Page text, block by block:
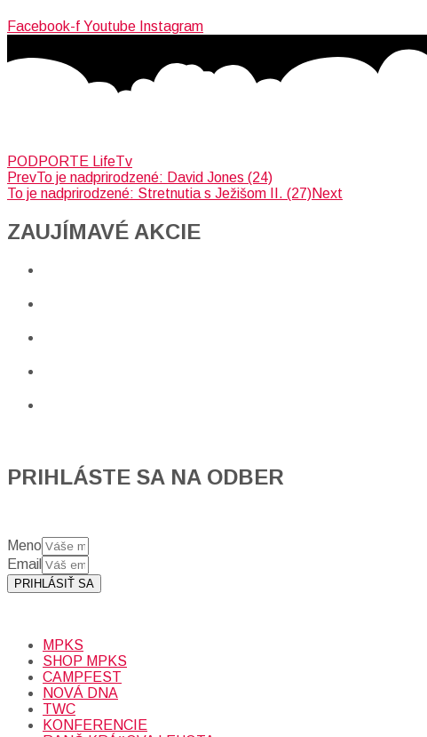
Facebook-f Youtube Instagram
PODPORTE LifeTv
PrevTo je nadprirodzené: David Jones (24)
To je nadprirodzené: Stretnutia s Ježišom II. (27)Next
ZAUJÍMAVÉ AKCIE​
PRIHLÁSTE SA NA ODBER
Meno
Email
PRIHLÁSIŤ SA
MPKS
SHOP MPKS
CAMPFEST
NOVÁ DNA
TWC
KONFERENCIE